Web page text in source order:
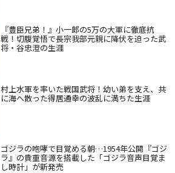
『豊臣兄弟！』小一郎の5万の大軍に徹底抗
戦！切腹覚悟で長宗我部元親に降伏を迫った武
将・谷忠澄の生涯
村上水軍を率いた戦国武将！幼い弟を支え、共
に海へ散った得居通幸の波乱に満ちた生涯
ゴジラの咆哮で目覚める朝…1954年公開『ゴジ
ラ』の貴重音源を搭載した「ゴジラ音声目覚ま
し時計」が新発売